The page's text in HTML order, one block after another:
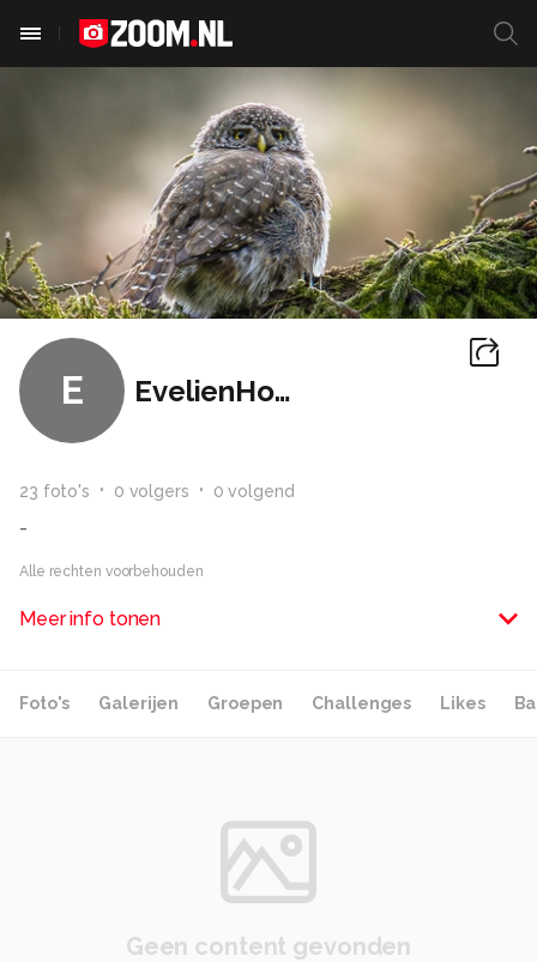
E EvelienHofman
23 foto's 0 volgers 0 volgend
-
Alle rechten voorbehouden
Meer info tonen
Foto's Galerijen Groepen Challenges Likes
Geen content gevonden